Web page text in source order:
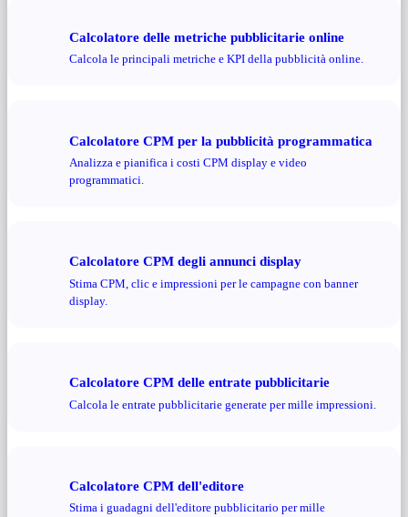
Calcolatore delle metriche pubblicitarie online
Calcola le principali metriche e KPI della pubblicità online.
Calcolatore CPM per la pubblicità programmatica
Analizza e pianifica i costi CPM display e video
programmatici.
Calcolatore CPM degli annunci display
Stima CPM, clic e impressioni per le campagne con banner
display.
Calcolatore CPM delle entrate pubblicitarie
Calcola le entrate pubblicitarie generate per mille impressioni.
Calcolatore CPM dell'editore
Stima i guadagni dell'editore pubblicitario per mille